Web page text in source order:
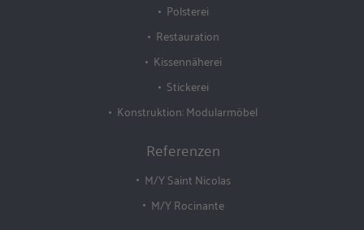
Polsterei
Restauration
Kissennäherei
Stickerei
Konstruktion: Modularmöbel
Referenzen
M/Y Saint Nicolas
M/Y Rocinante